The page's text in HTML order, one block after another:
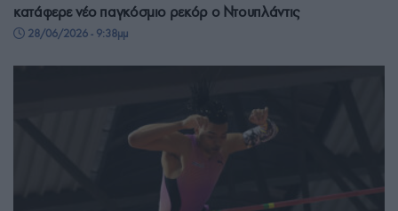
κατάφερε νέο παγκόσμιο ρεκόρ ο Ντουπλάντις
28/06/2026 - 9:38μμ